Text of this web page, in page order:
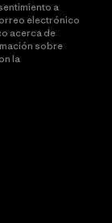
a
electrónico
acerca de
sobre
la